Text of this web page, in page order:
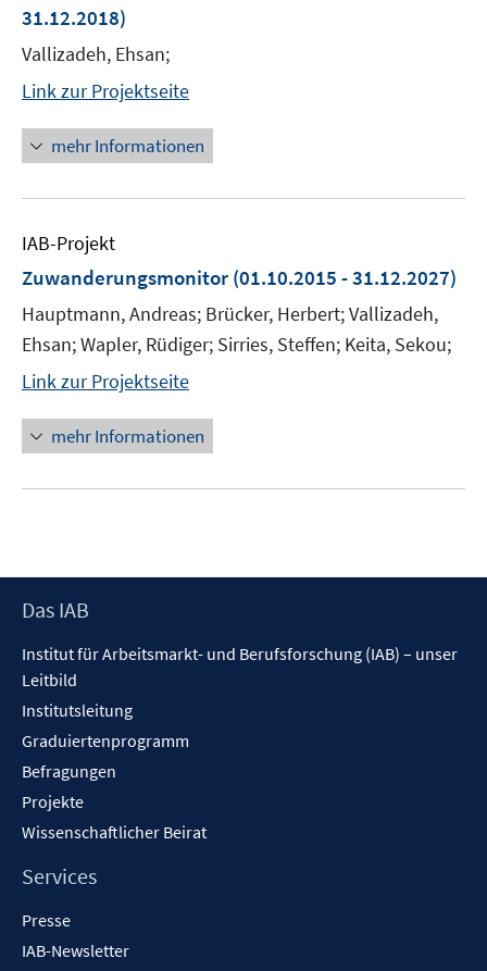
31.12.2018)
Vallizadeh, Ehsan;
Link zur Projektseite
mehr Informationen
IAB-Projekt
Zuwanderungsmonitor (01.10.2015 - 31.12.2027)
Hauptmann, Andreas; Brücker, Herbert; Vallizadeh,
Ehsan; Wapler, Rüdiger; Sirries, Steffen; Keita, Sekou;
Link zur Projektseite
mehr Informationen
Footer
Das IAB
Institut für Arbeitsmarkt- und Berufsforschung (IAB) – unser
Leitbild
Institutsleitung
Graduiertenprogramm
Befragungen
Projekte
Wissenschaftlicher Beirat
Services
Presse
IAB-Newsletter